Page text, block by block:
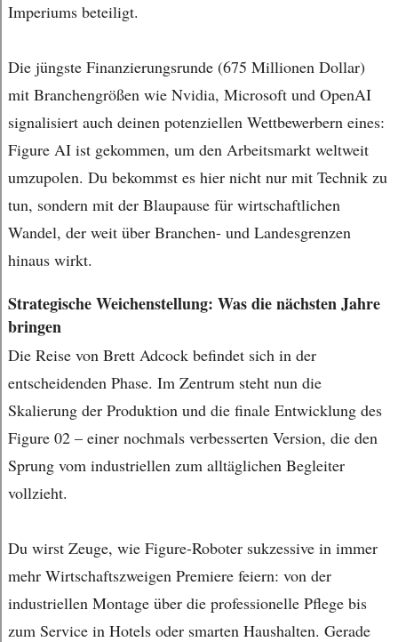
Imperiums beteiligt.
Die jüngste Finanzierungsrunde (675 Millionen Dollar)
mit Branchengrößen wie Nvidia, Microsoft und OpenAI
signalisiert auch deinen potenziellen Wettbewerbern eines:
Figure AI ist gekommen, um den Arbeitsmarkt weltweit
umzupolen. Du bekommst es hier nicht nur mit Technik zu
tun, sondern mit der Blaupause für wirtschaftlichen
Wandel, der weit über Branchen- und Landesgrenzen
hinaus wirkt.
Strategische Weichenstellung: Was die nächsten Jahre
bringen
Die Reise von Brett Adcock befindet sich in der
entscheidenden Phase. Im Zentrum steht nun die
Skalierung der Produktion und die finale Entwicklung des
Figure 02 – einer nochmals verbesserten Version, die den
Sprung vom industriellen zum alltäglichen Begleiter
vollzieht.
Du wirst Zeuge, wie Figure-Roboter sukzessive in immer
mehr Wirtschaftszweigen Premiere feiern: von der
industriellen Montage über die professionelle Pflege bis
zum Service in Hotels oder smarten Haushalten. Gerade